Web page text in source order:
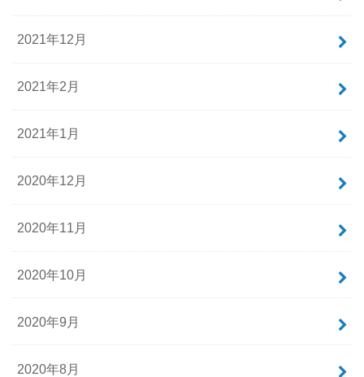
2021年12月
2021年2月
2021年1月
2020年12月
2020年11月
2020年10月
2020年9月
2020年8月